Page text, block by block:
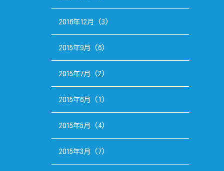
2016年12月 (3)
2015年9月 (6)
2015年7月 (2)
2015年6月 (1)
2015年5月 (4)
2015年3月 (7)